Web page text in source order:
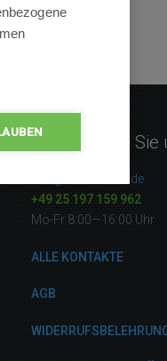
Kontaktieren Sie
info@robotworld.de
+49 25 197 159 962
Mo-Fr 8:00—16:00 Uhr
ALLE KONTAKTE
AGB